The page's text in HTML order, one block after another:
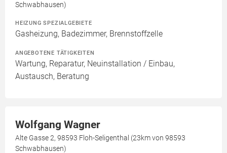
Schwabhausen)
HEIZUNG SPEZIALGEBIETE
Gasheizung, Badezimmer, Brennstoffzelle
ANGEBOTENE TÄTIGKEITEN
Wartung, Reparatur, Neuinstallation / Einbau,
Austausch, Beratung
Wolfgang Wagner
Alte Gasse 2, 98593 Floh-Seligenthal (23km von 98593
Schwabhausen)